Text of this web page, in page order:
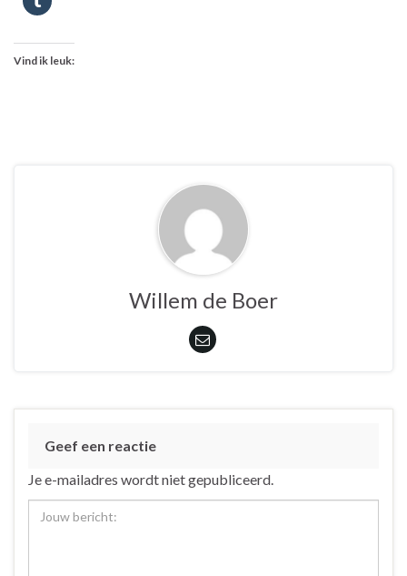
Vind ik leuk:
Willem de Boer
Geef een reactie
Je e-mailadres wordt niet gepubliceerd.